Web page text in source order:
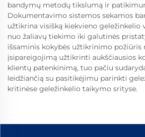
bandymų metodų tikslumą ir
Dokumentavimo sistemos sekamos
užtikrina visišką kiekvieno geležinkelio
nuo žaliavų tiekimo iki galutinės
išsaminis kokybės užtikrinimo
įsipareigojimą užtikrinti aukščiausios
klientų patenkinimą, tuo pačiu
leidžiančią su pasitikėjimu parinkti
kritinėse geležinkelio taikymo srityse.